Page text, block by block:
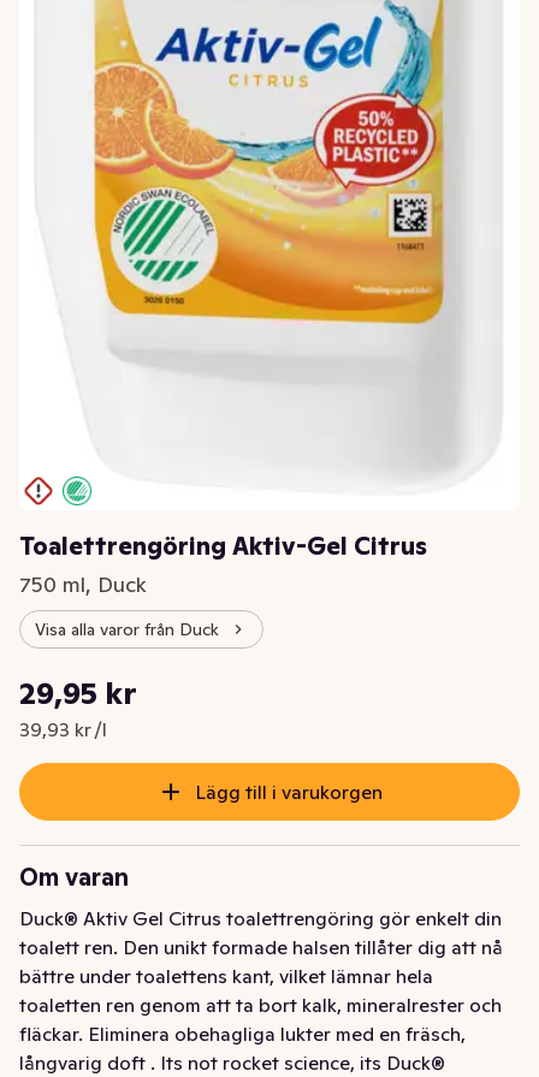
Toalettrengöring Aktiv-Gel Citrus
750 ml, Duck
Visa alla varor från Duck
Nuvarande pris är: 29,95 kr
29,95 kr
39,93 kr /l
Styckpris: 39,93 kr /l
Lägg till i varukorgen
Om varan
Duck® Aktiv Gel Citrus toalettrengöring gör enkelt din
toalett ren. Den unikt formade halsen tillåter dig att nå
bättre under toalettens kant, vilket lämnar hela
toaletten ren genom att ta bort kalk, mineralrester och
fläckar. Eliminera obehagliga lukter med en fräsch,
långvarig doft . Its not rocket science, its Duck®